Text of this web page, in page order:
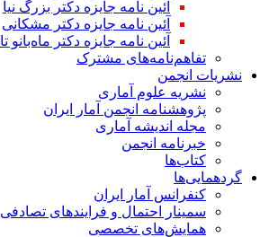
آئین نامه جایزه دکتر بزرگ نیا
آئین نامه جایزه دکتر مشکانی
آئین نامه جایزه دکتر ماه‌بانو تاتا
تفاهم‌نامه‌های مشترک
نشریات انجمن
نشریه علوم آماری
پژوهشنامه انجمن آمار ایران
مجله اندیشه آماری
خبرنامه انجمن
کتاب‌ها
گردهمایی‌ها
کنفرانس آمار ایران
سمینار احتمال و فرایندهای تصادفی
همایش‌های تخصصی